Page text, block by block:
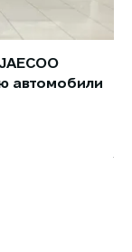
автомобили